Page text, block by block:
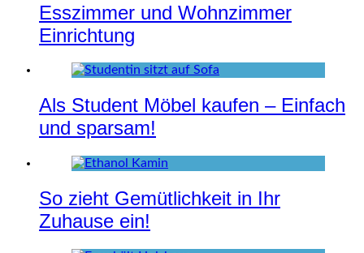
Esszimmer und Wohnzimmer
Einrichtung
Als Student Möbel kaufen – Einfach
und sparsam!
So zieht Gemütlichkeit in Ihr
Zuhause ein!